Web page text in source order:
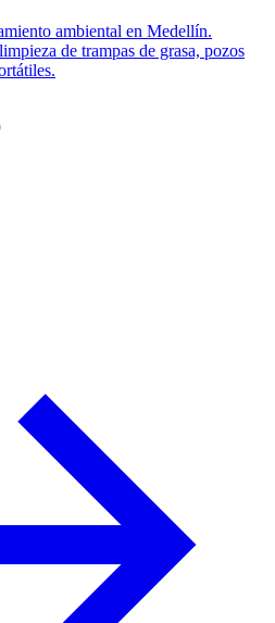
ambiental en Medellín.
de trampas de grasa, pozos